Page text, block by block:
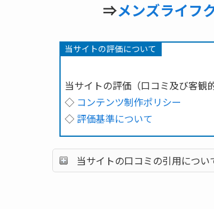
⇒メンズライフ
当サイトの評価について
当サイトの評価（口コミ及び客観
◇ コンテンツ制作ポリシー
◇ 評価基準について
当サイトの口コミの引用につい